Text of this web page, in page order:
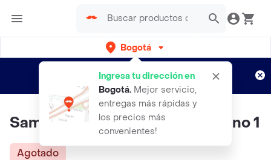
Bogotá
Ingresa tu dirección en
Bogotá. Mejor servicio,
entregas más rápidas y
los precios más
convenientes!
envíos gratis por semanas
Aplican TyC
Samy Base Liquida Skin Q10 Tono 1
Agotado